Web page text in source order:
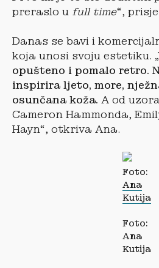
preraslo u full time“,
Danas se bavi i
koja unosi svoju estetiku.
opušteno i pomalo retro.
inspirira ljeto, more,
osunčana koža. A od
Cameron Hammonda,
Hayn“, otkriva Ana.
Foto:
Ana
Kutija
Foto:
Ana
Kutija